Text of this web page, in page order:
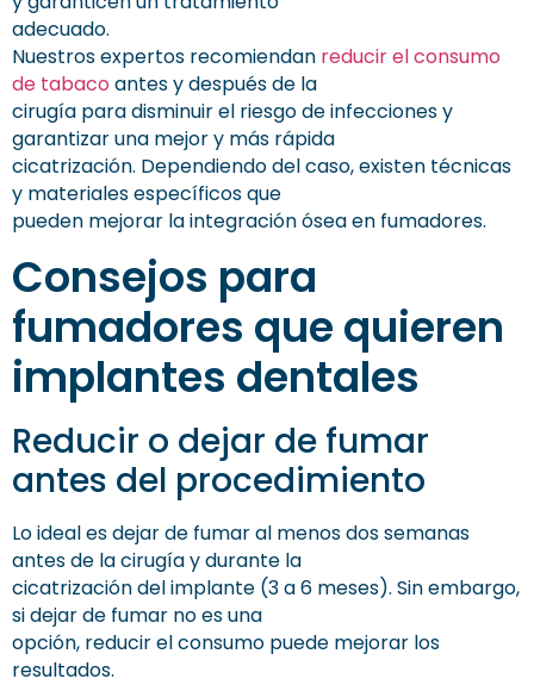
adecuado.
Nuestros expertos recomiendan reducir el consumo
de tabaco antes y después de la
cirugía para disminuir el riesgo de infecciones y
garantizar una mejor y más rápida
cicatrización. Dependiendo del caso, existen técnicas
y materiales específicos que
pueden mejorar la integración ósea en fumadores.
Consejos para
fumadores que quieren
implantes dentales
Reducir o dejar de fumar
antes del procedimiento
Lo ideal es dejar de fumar al menos dos semanas
antes de la cirugía y durante la
cicatrización del implante (3 a 6 meses). Sin embargo,
si dejar de fumar no es una
opción, reducir el consumo puede mejorar los
resultados.